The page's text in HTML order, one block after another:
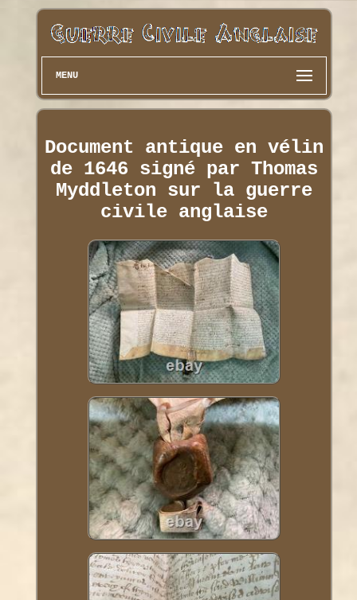
MENU
Document antique en vélin
de 1646 signé par Thomas
Myddleton sur la guerre
civile anglaise